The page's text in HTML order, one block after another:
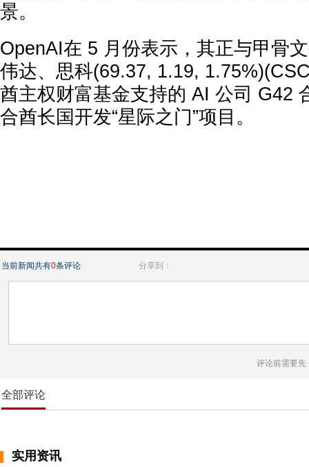
景。
OpenAI在 5 月份表示，其正与甲骨
伟达、思科(69.37, 1.19,
酋主权财富基金支持的 AI 公司 G42
合酋长国开发“星际之门”项目。
当前新闻共有0条评论 分享到：
评论前需要先
全部评论
实用资讯